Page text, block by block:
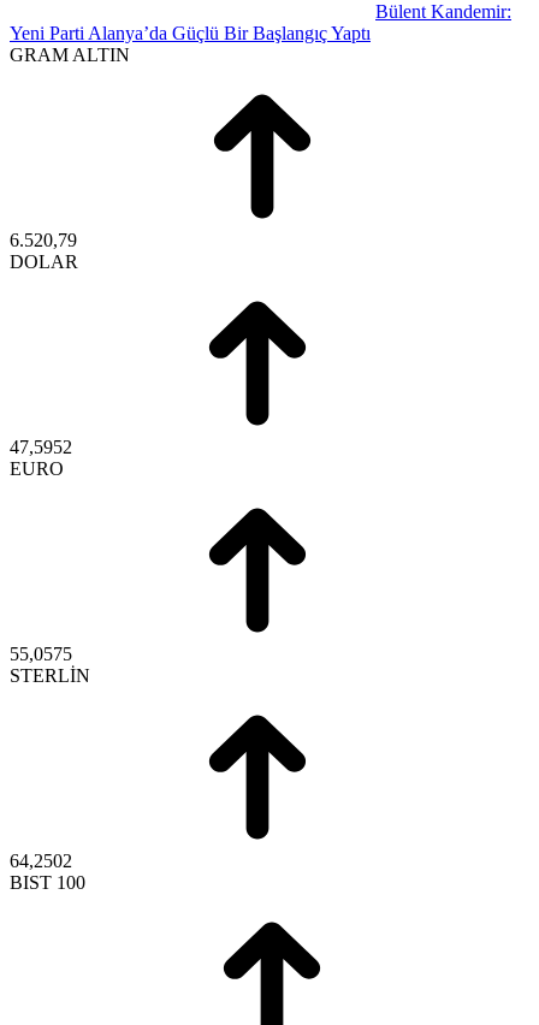
Bülent Kandemir:
Yeni Parti Alanya’da Güçlü Bir Başlangıç Yaptı
GRAM ALTIN
6.520,79
DOLAR
47,5952
EURO
55,0575
STERLİN
64,2502
BIST 100